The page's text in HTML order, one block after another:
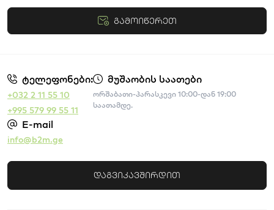
გამოიწერეთ
წესები და პირობები
ტელეფონები:
+032 2 11 55 10
+995 579 99 55 11
მუშაობის საათები
ორშაბათი-პარასკევი 10:00-დან 19:00
საათამდე.
E-mail
info@b2m.ge
დაგვიკავშირდით